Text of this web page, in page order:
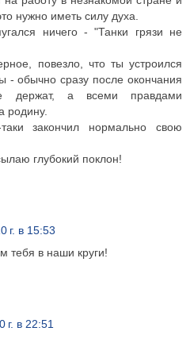
нужно иметь силу духа.
ничего - "Танки грязи не
повезло, что ты устроился
- обычно сразу после окончания
держат, а всеми правдами
родину.
закончил нормально свою
глубокий поклон!
г. в 15:53
тебя в наши круги!
г. в 22:51